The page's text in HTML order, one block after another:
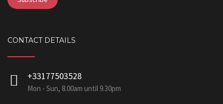
CONTACT DETAILS
+33177503528
Mon - Sun, 8.00am until 9.30pm